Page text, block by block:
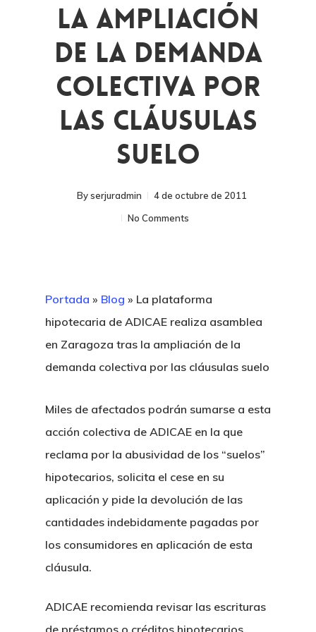
La Ampliación
De La Demanda
Colectiva Por
Las Cláusulas
Suelo
Byserjuradmin
4 de octubre de 2011
No Comments
Portada » Blog » La plataforma
hipotecaria de ADICAE realiza asamblea
en Zaragoza tras la ampliación de la
demanda colectiva por las cláusulas suelo
Miles de afectados podrán sumarse a esta
acción colectiva de ADICAE en la que
reclama por la abusividad de los “suelos”
hipotecarios, solicita el cese en su
aplicación y pide la devolución de las
cantidades indebidamente pagadas por
los consumidores en aplicación de esta
cláusula.
ADICAE recomienda revisar las escrituras
de préstamos o créditos hipotecarios